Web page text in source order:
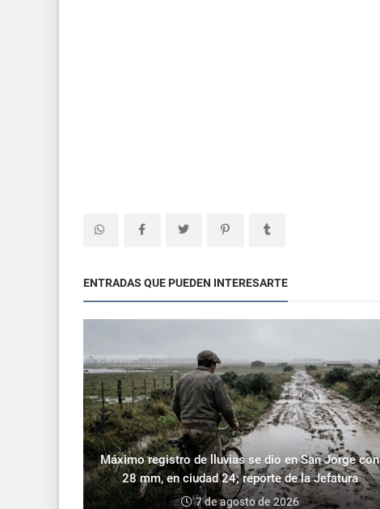
ENTRADAS QUE PUEDEN INTERESARTE
Máximo registro de lluvias se dio en San Jorge con
28 mm, en ciudad 24; reporte de la Jefatura
7 de agosto de 2026